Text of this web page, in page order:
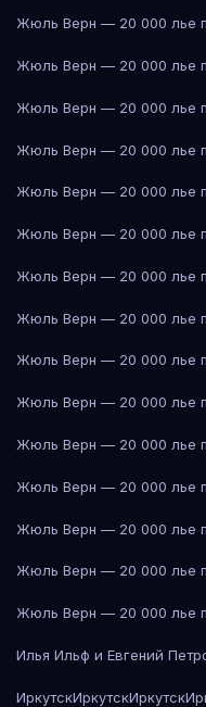
Жюль Верн — 20 000 лье
Жюль Верн — 20 000 лье
Жюль Верн — 20 000 лье
Жюль Верн — 20 000 лье
Жюль Верн — 20 000 лье
Жюль Верн — 20 000 лье
Жюль Верн — 20 000 лье
Жюль Верн — 20 000 лье
Жюль Верн — 20 000 лье
Жюль Верн — 20 000 лье
Жюль Верн — 20 000 лье
Жюль Верн — 20 000 лье
Жюль Верн — 20 000 лье
Жюль Верн — 20 000 лье
Жюль Верн — 20 000 лье
Илья Ильф и Евгений
ИркутскИркутскИркутск